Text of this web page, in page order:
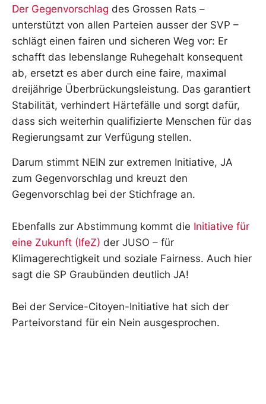
Der Gegenvorschlag des Grossen Rats –
unterstützt von allen Parteien ausser der SVP –
schlägt einen fairen und sicheren Weg vor: Er
schafft das lebenslange Ruhegehalt konsequent
ab, ersetzt es aber durch eine faire, maximal
dreijährige Überbrückungsleistung. Das garantiert
Stabilität, verhindert Härtefälle und sorgt dafür,
dass sich weiterhin qualifizierte Menschen für das
Regierungsamt zur Verfügung stellen.
Darum stimmt NEIN zur extremen Initiative, JA
zum Gegenvorschlag und kreuzt den
Gegenvorschlag bei der Stichfrage an.
Ebenfalls zur Abstimmung kommt die Initiative für
eine Zukunft (IfeZ) der JUSO – für
Klimagerechtigkeit und soziale Fairness. Auch hier
sagt die SP Graubünden deutlich JA!
Bei der Service-Citoyen-Initiative hat sich der
Parteivorstand für ein Nein ausgesprochen.